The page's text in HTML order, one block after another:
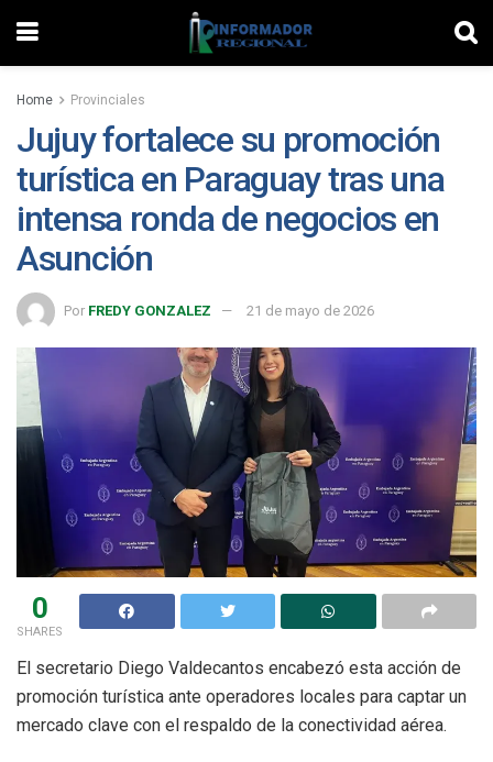
Home Provinciales
Jujuy fortalece su promoción
turística en Paraguay tras una
intensa ronda de negocios en
Asunción
Por FREDY GONZALEZ 21 de mayo de 2026
0
SHARES
El secretario Diego Valdecantos encabezó esta acción de
promoción turística ante operadores locales para captar un
mercado clave con el respaldo de la conectividad aérea.